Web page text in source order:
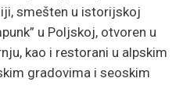
smešten u istorijskoj
u Poljskoj, otvoren u
kao i restorani u alpskim
gradovima i seoskim